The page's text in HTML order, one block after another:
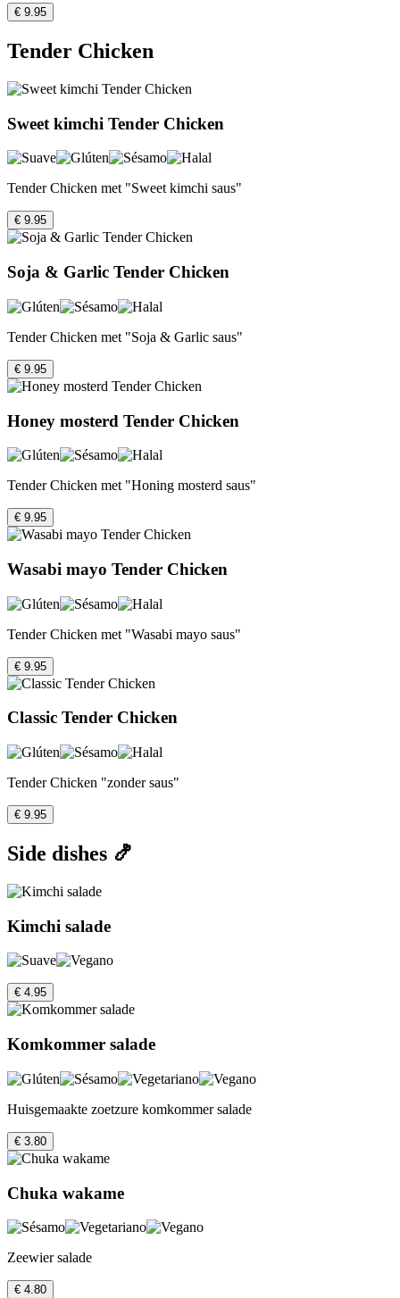
€ 9.95
Tender Chicken
Sweet kimchi Tender Chicken
Tender Chicken met "Sweet kimchi saus"
€ 9.95
Soja & Garlic Tender Chicken
Tender Chicken met "Soja & Garlic saus"
€ 9.95
Honey mosterd Tender Chicken
Tender Chicken met "Honing mosterd saus"
€ 9.95
Wasabi mayo Tender Chicken
Tender Chicken met "Wasabi mayo saus"
€ 9.95
Classic Tender Chicken
Tender Chicken "zonder saus"
€ 9.95
Side dishes 🍤
Kimchi salade
€ 4.95
Komkommer salade
Huisgemaakte zoetzure komkommer salade
€ 3.80
Chuka wakame
Zeewier salade
€ 4.80